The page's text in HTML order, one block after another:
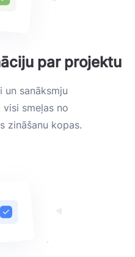
par projektu
un sanāksmju
smeļas no
zināšanu kopas.